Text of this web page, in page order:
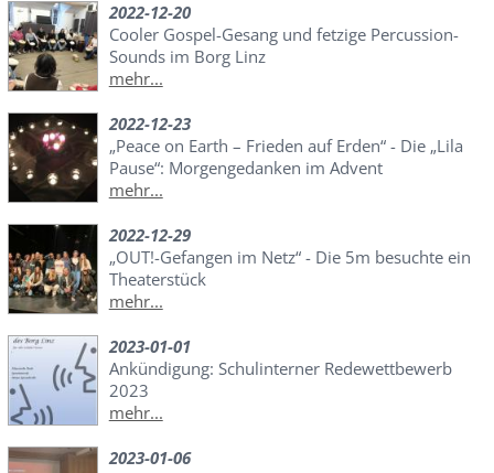
2022-12-20
Cooler Gospel-Gesang und fetzige Percussion-
Sounds im Borg Linz
mehr...
2022-12-23
„Peace on Earth – Frieden auf Erden“ - Die „Lila
Pause“: Morgengedanken im Advent
mehr...
2022-12-29
„OUT!-Gefangen im Netz“ - Die 5m besuchte ein
Theaterstück
mehr...
2023-01-01
Ankündigung: Schulinterner Redewettbewerb
2023
mehr...
2023-01-06